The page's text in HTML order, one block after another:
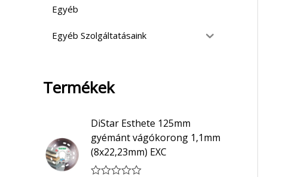
Egyéb
Egyéb Szolgáltatásaink
Termékek
DiStar Esthete 125mm
gyémánt vágókorong 1,1mm
(8x22,23mm) EXC